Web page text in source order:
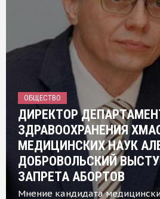
ОБЩЕСТВО
ДИРЕКТОР
ЗДРАВООХРАНЕНИЯ
МЕДИЦИНСКИХ НАУК
ДОБРОВОЛЬСКИЙ
ЗАПРЕТА АБОРТОВ
Мнение кандидата